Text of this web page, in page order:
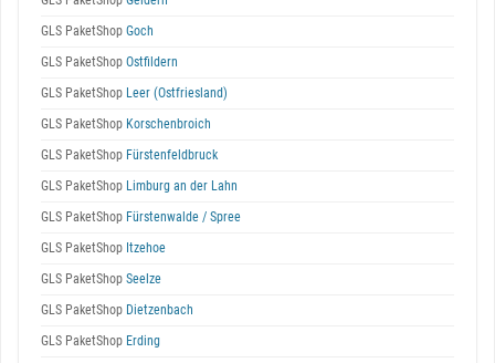
GLS PaketShop Goch
GLS PaketShop Ostfildern
GLS PaketShop Leer (Ostfriesland)
GLS PaketShop Korschenbroich
GLS PaketShop Fürstenfeldbruck
GLS PaketShop Limburg an der Lahn
GLS PaketShop Fürstenwalde / Spree
GLS PaketShop Itzehoe
GLS PaketShop Seelze
GLS PaketShop Dietzenbach
GLS PaketShop Erding